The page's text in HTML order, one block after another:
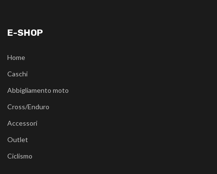
E-SHOP
Home
Caschi
Abbigliamento moto
Cross/Enduro
Accessori
Outlet
Ciclismo